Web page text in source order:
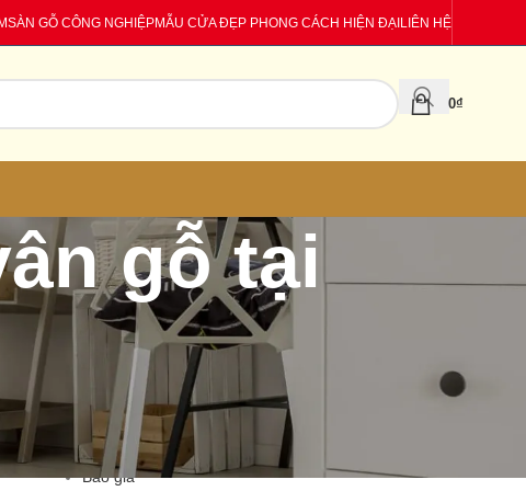
SÀN GỖ CÔNG NGHIỆPMẪU CỬA ĐẸP PHONG CÁCH HIỆN ĐẠILIÊN HỆ
0₫
gỗ tại
CATEGORIES
Báo giá